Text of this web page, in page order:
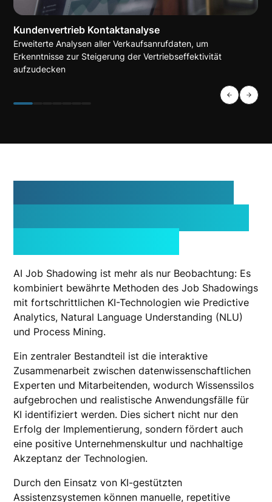
Kundenvertrieb Kontaktanalyse
Erweiterte Analysen aller Verkaufsanrufdaten, um
Erkenntnisse zur Steigerung der Vertriebseffektivität
aufzudecken
AI Job Shadowing ist mehr als nur Beobachtung: Es
kombiniert bewährte Methoden des Job Shadowings
mit fortschrittlichen KI-Technologien wie Predictive
Analytics, Natural Language Understanding (NLU)
und Process Mining.
Ein zentraler Bestandteil ist die interaktive
Zusammenarbeit zwischen datenwissenschaftlichen
Experten und Mitarbeitenden, wodurch Wissenssilos
aufgebrochen und realistische Anwendungsfälle für
KI identifiziert werden. Dies sichert nicht nur den
Erfolg der Implementierung, sondern fördert auch
eine positive Unternehmenskultur und nachhaltige
Akzeptanz der Technologien.
Durch den Einsatz von KI-gestützten
Assistenzsystemen können manuelle, repetitive